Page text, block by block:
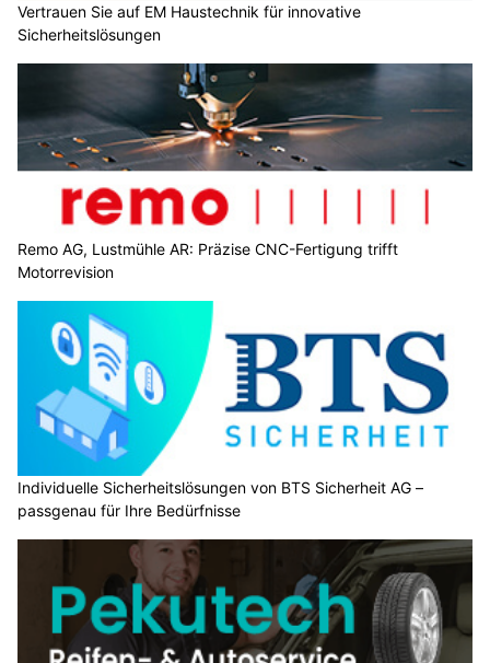
Vertrauen Sie auf EM Haustechnik für innovative
Sicherheitslösungen
Remo AG, Lustmühle AR: Präzise CNC-Fertigung trifft
Motorrevision
Individuelle Sicherheitslösungen von BTS Sicherheit AG –
passgenau für Ihre Bedürfnisse